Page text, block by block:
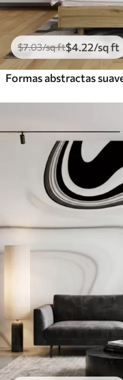
$7.03/sq ft$4 .22/sq ft